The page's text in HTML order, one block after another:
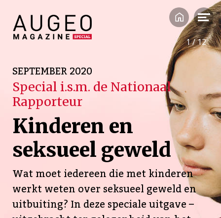
SEPTEMBER 2020
Special i.s.m. de Nationaal
Rapporteur
Kinderen en
seksueel geweld
Wat moet iedereen die met kinderen
werkt weten over seksueel geweld en
uitbuiting? In deze speciale uitgave –
1/12